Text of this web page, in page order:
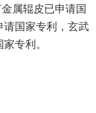
属辊皮已申请国
请国家专利，玄武
专利。